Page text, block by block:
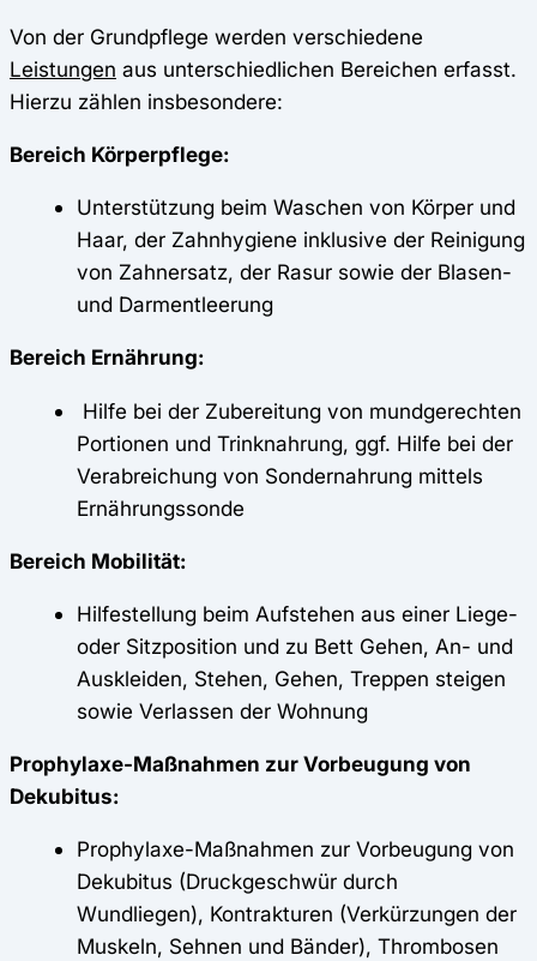
Von der Grundpflege werden verschiedene
Leistungen aus unterschiedlichen Bereichen erfasst.
Hierzu zählen insbesondere:
Bereich Körperpflege:
Unterstützung beim Waschen von Körper und
Haar, der Zahnhygiene inklusive der Reinigung
von Zahnersatz, der Rasur sowie der Blasen-
und Darmentleerung
Bereich Ernährung:
Hilfe bei der Zubereitung von mundgerechten
Portionen und Trinknahrung, ggf. Hilfe bei der
Verabreichung von Sondernahrung mittels
Ernährungssonde
Bereich Mobilität:
Hilfestellung beim Aufstehen aus einer Liege-
oder Sitzposition und zu Bett Gehen, An- und
Auskleiden, Stehen, Gehen, Treppen steigen
sowie Verlassen der Wohnung
Prophylaxe-Maßnahmen zur Vorbeugung von
Dekubitus:
Prophylaxe-Maßnahmen zur Vorbeugung von
Dekubitus (Druckgeschwür durch
Wundliegen), Kontrakturen (Verkürzungen der
Muskeln, Sehnen und Bänder), Thrombosen